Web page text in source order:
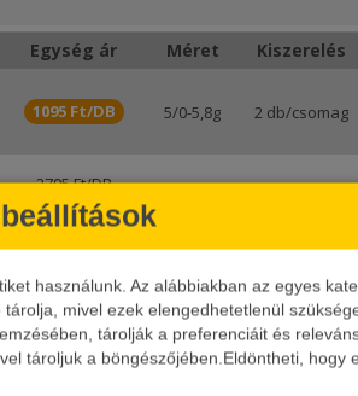
használunk. Az alábbiakban az egyes
mivel ezek elengedhetetlenül
tárolják a preferenciáit és
tároljuk a böngészőjében.Eldöntheti, hogy
A csúsztatható szilikon dugó segít, hogy
akasztást tesz lehetővé és nagyon jól
viszonyítva kifelé áll így javítva az
biztosítva ezzel a zökkenőmentes
egy egyszerű clinch csomóval
nélkülözhetetlen.
Egység ár Méret Kiszerelés
1095 Ft/DB 5/0-5,8g 2 db/csomag
2795 Ft/DB
1572.5 Ft/DB
1945 Ft/DB 8/0-8-12g 2 db/csomag
1945 Ft/DB 10/0-12-18g 2 db/csomag